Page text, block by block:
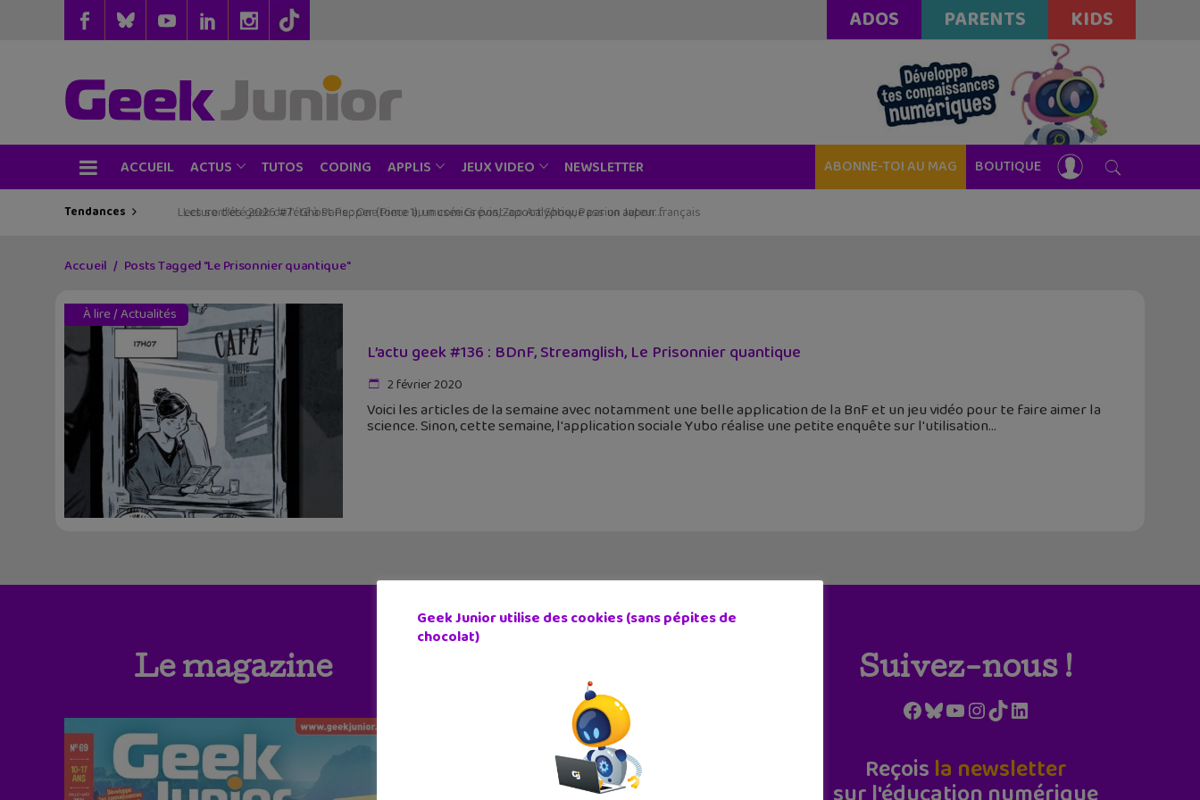
ADOS PARENTS KIDS
ACCUEIL ACTUS TUTOS CODING APPLIS JEUX VIDEO NEWSLETTER ABONNE-TOI AU MAG BOUTIQUE
Tendances Les sorties geek de l’été à Paris : One Piece au musée Grévin, Zoo Art Show, Passion Japon…
Accueil Posts Tagged "Le Prisonnier quantique"
À lire/Actualités
L’actu geek #136 : BDnF, Streamglish, Le Prisonnier quantique
2 février 2020
Voici les articles de la semaine avec notamment une belle application de la BnF et un jeu vidéo pour te faire aimer la
science. Sinon, cette semaine, l'application sociale Yubo réalise une petite enquête sur l'utilisation
Le magazine Suivez-nous !
Facebook
Bluesky
YouTube
Instagram
TikTokLinkedIn
Reçois la newsletter
Geek Junior utilise des cookies (sans pépites de
chocolat)